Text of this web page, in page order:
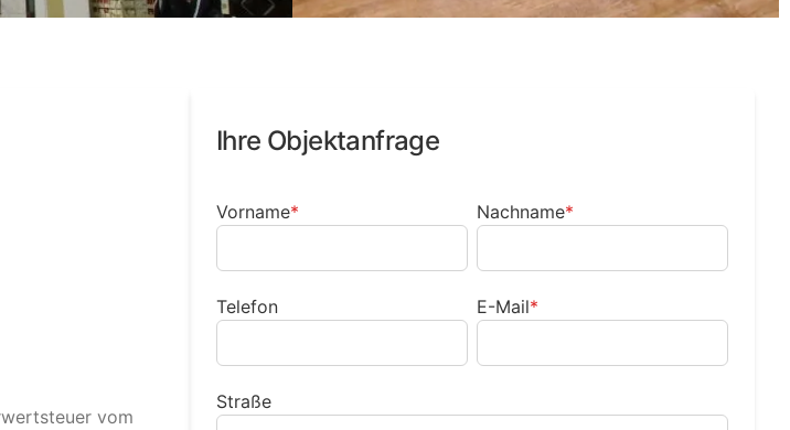
vom
Ihre Objektanfrage
Vorname* Nachname*
Telefon E-Mail*
Straße